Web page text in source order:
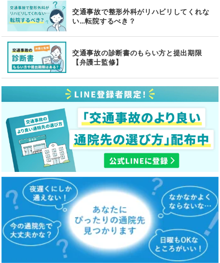
交通事故で整形外科がリハビリしてくれな
い…転院するべき？
交通事故の診断書のもらい方と提出期限
【弁護士監修】